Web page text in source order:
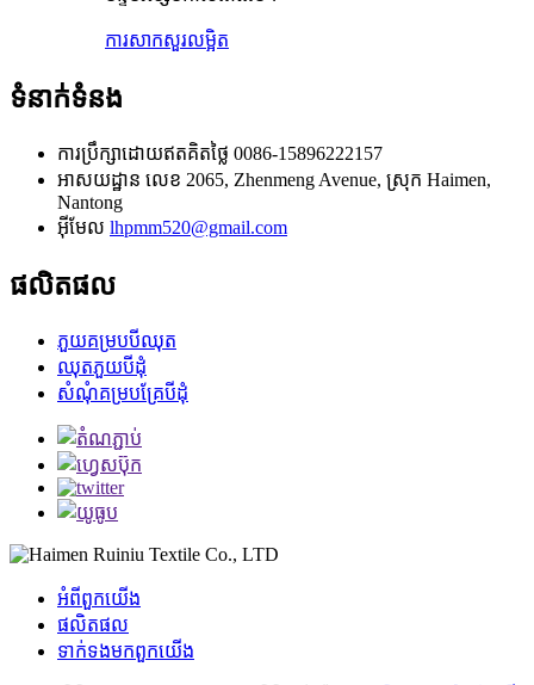
ការសាកសួរលម្អិត
ទំនាក់ទំនង
ការប្រឹក្សាដោយឥតគិតថ្លៃ 0086-15896222157
អាសយដ្ឋាន លេខ 2065, Zhenmeng Avenue, ស្រុក Haimen,
Nantong
អ៊ីមែល lhpmm520@gmail.com
ផលិតផល
ភួយគម្របបីឈុត
ឈុតភួយបីដុំ
សំណុំគម្របគ្រែបីដុំ
អំពី​ពួក​យើង
ផលិតផល
ទាក់ទង​មក​ពួក​យើង